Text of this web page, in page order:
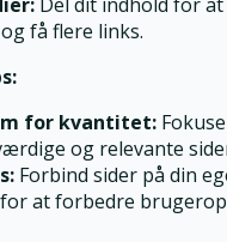
få flere links.
for kvantitet:
og relevante
Forbind sider på din
at forbedre